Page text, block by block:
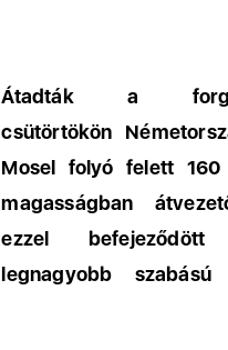
Átadták a
csütörtökön
Mosel folyó felett 160
magasságban
ezzel befejeződött
legnagyobb szabású